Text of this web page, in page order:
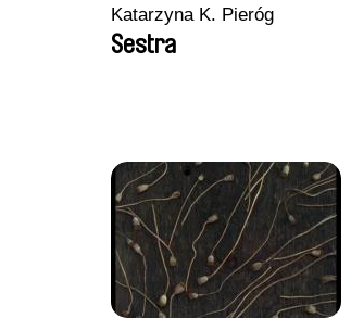
Katarzyna K. Pieróg
Sestra